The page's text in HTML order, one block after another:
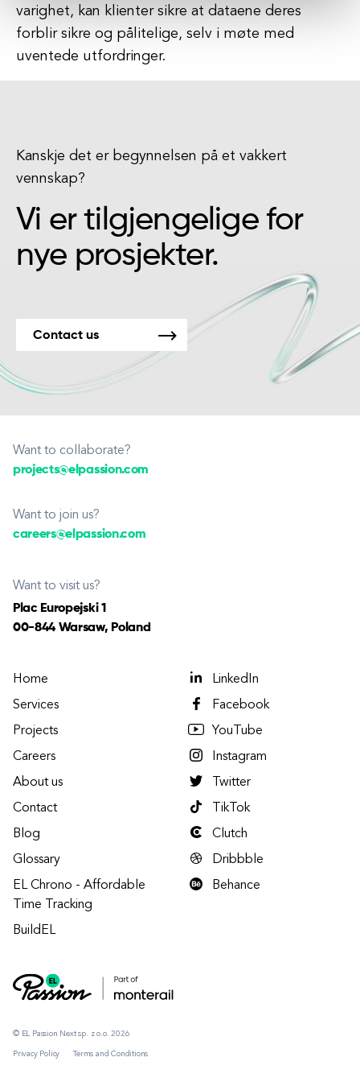
varighet, kan klienter sikre at dataene deres
forblir sikre og pålitelige, selv i møte med
uventede utfordringer.
Kanskje det er begynnelsen på et vakkert
vennskap?
Vi er tilgjengelige for
nye prosjekter.
Contact us
Want to collaborate?
projects@elpassion.com
Want to join us?
careers@elpassion.com
Want to visit us?
Plac Europejski 1
00-844 Warsaw, Poland
© EL Passion Next sp. z o.o. 2026
Privacy Policy Terms and Conditions
Home
Services
Projects
Careers
About us
Contact
Blog
Glossary
EL Chrono - Affordable
Time Tracking
BuildEL
LinkedIn
Facebook
YouTube
Instagram
Twitter
TikTok
Clutch
Dribbble
Behance